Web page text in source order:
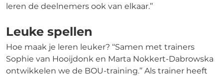
leren de deelnemers ook van elkaar.’’
Leuke spellen
Hoe maak je leren leuker? ‘‘Samen met trainers
Sophie van Hooijdonk en Marta Nokkert-Dabrowska
ontwikkelen we de BOU-training.’’ Als trainer heeft